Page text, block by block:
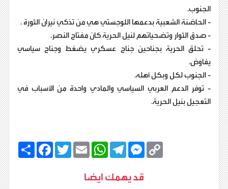
الجنوب.
- الحاضنة الشعبية بدعمها اللوجستي هي من تذكي نيران الثورة .
- صدق الثوار وتضحياتهم لنيل الحرية كان مفتاح النصر.
- تحلق الحرية بجناحين جناح عسكري يضغط وجناح سياسي
يفاوض.
- الجنوب لكل وبكل أهله.
- توفر الدعم العربي السياسي والمادي واحدة من الأسباب في
التعجيل بنيل الحرية.
ا
F
a
T
w
E
m
l
W
h
s
T
g
M
e
e
C
قد يهمك ايضا